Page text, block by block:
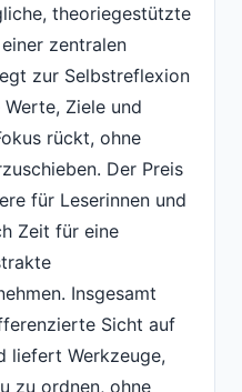
theoriegestützte
zentralen
zur Selbstreflexion
Ziele und
rückt, ohne
Der Preis
für Leserinnen und
Zeit für eine
Insgesamt
Sicht auf
liefert Werkzeuge,
zu ordnen, ohne